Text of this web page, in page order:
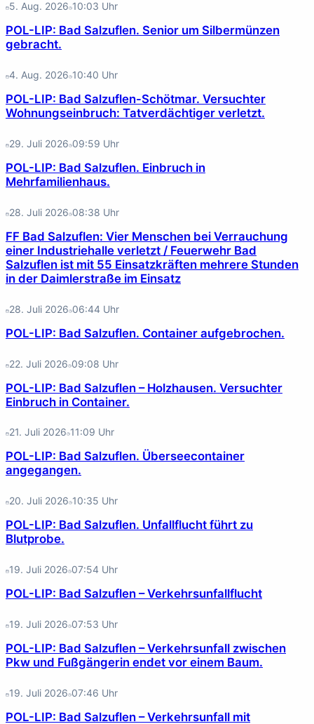
5. Aug. 2026 10:03 Uhr
POL-LIP: Bad Salzuflen. Senior um Silbermünzen
gebracht.
4. Aug. 2026 10:40 Uhr
POL-LIP: Bad Salzuflen-Schötmar. Versuchter
Wohnungseinbruch: Tatverdächtiger verletzt.
29. Juli 2026 09:59 Uhr
POL-LIP: Bad Salzuflen. Einbruch in
Mehrfamilienhaus.
28. Juli 2026 08:38 Uhr
FF Bad Salzuflen: Vier Menschen bei Verrauchung
einer Industriehalle verletzt / Feuerwehr Bad
Salzuflen ist mit 55 Einsatzkräften mehrere Stunden
in der Daimlerstraße im Einsatz
28. Juli 2026 06:44 Uhr
POL-LIP: Bad Salzuflen. Container aufgebrochen.
22. Juli 2026 09:08 Uhr
POL-LIP: Bad Salzuflen – Holzhausen. Versuchter
Einbruch in Container.
21. Juli 2026 11:09 Uhr
POL-LIP: Bad Salzuflen. Überseecontainer
angegangen.
20. Juli 2026 10:35 Uhr
POL-LIP: Bad Salzuflen. Unfallflucht führt zu
Blutprobe.
19. Juli 2026 07:54 Uhr
POL-LIP: Bad Salzuflen – Verkehrsunfallflucht
19. Juli 2026 07:53 Uhr
POL-LIP: Bad Salzuflen – Verkehrsunfall zwischen
Pkw und Fußgängerin endet vor einem Baum.
19. Juli 2026 07:46 Uhr
POL-LIP: Bad Salzuflen – Verkehrsunfall mit